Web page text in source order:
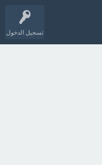
تسجيل الدخول